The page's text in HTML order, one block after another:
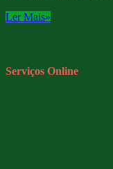
Ler Mais»
Serviços Online